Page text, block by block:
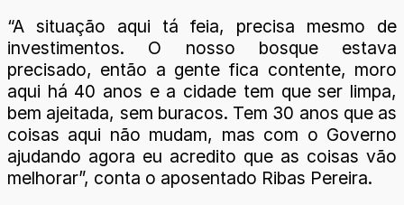
“A situação aqui tá feia, precisa mesmo de
investimentos. O nosso bosque estava
precisado, então a gente fica contente, moro
aqui há 40 anos e a cidade tem que ser limpa,
bem ajeitada, sem buracos. Tem 30 anos que as
coisas aqui não mudam, mas com o Governo
ajudando agora eu acredito que as coisas vão
melhorar”, conta o aposentado Ribas Pereira.